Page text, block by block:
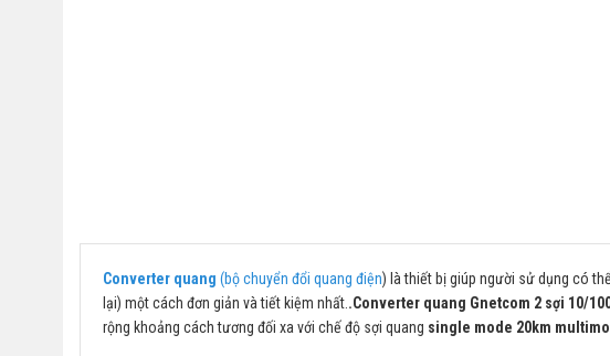
Converter quang (bộ chuyển đổi quang điện) là thiết bị giúp người sử dụng có
lại) một cách đơn giản và tiết kiệm nhất. .Converter quang Gnetcom 2 sợi 10/
rộng khoảng cách tương đối xa với chế độ sợi quang single mode 20km